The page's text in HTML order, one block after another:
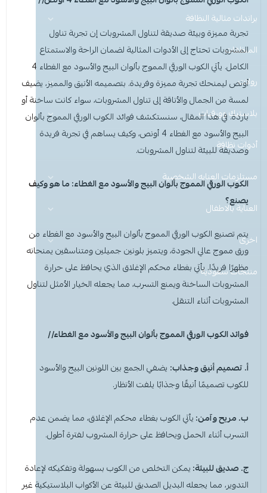
منظفات ومستلزمات المغسلة
سجاد ومفروشات
نظافة اليدين والعناية
غسيل الأطباق (يدوي وآلي)
مزيلات الشحوم
مطهرات ومعقمات
معادن وزجاج ولمعان الأسطح
عرض الكل
منظفات منزلية
عرض الكل
منظفات ارضيات
منظفات ملابس
منظفات صحون
منظفات اليدين
منظفات دورة المياه
معطر جو
أخرى
ادوات الحماية
عرض الكل
قفازات
كمامات
غطاء راس
غطاء ذراع
قبعة الشيف
مريلة مطبخ
منشفه مايكروفايبر
للمشروبات والماكولات
عرض الكل
صحون بلاستيك
صحون مايكرويف
علب حلويات
قصدير ورول تغليف
سفره واكياس نفايات
ملاعق وشوك وسكاكين
الاكواب
مزاز واعود تحريك
براندات مثالية النظافة
عرض الكل
هيفيا
عرض الكل
قفازات
غطاء راس
غطاء ذراع
قبعة الشيف
نو باك
عرض الكل
الاكواب
قصدير وتغليف
Perfect Hygiene
عرض الكل
شمعة تسخين الطعام
ليفة واسفنج مواعين
مكنسة يد
قشاطة
ممسحه
منشفه مايكروفايبر
عربة تنظيف
عصا ممسحه
المنظفات
عرض الكل
منظفات منزلية
عرض الكل
منظفات ارضيات
منظفات ملابس
منظفات صحون
منظفات اليدين
منظفات دورة مياه
معطر ومنعم ملابس
معطر جو
مزيل دهون
منظف زجاج ومتعدد الاستخدام
رولات
عرض الكل
تغليف وقصدير
رول مايكروفايبر
رول سفره ونفايات
ورق كاشير رول
بلاستيك وورقيات
عرض الكل
صحون بلاستيك
ملاعق وشوك وسكاكين
اكواب
مزاز واعواد تحريك
أدوات نظافة
مستلزمات العنايه الشخصية
عرض الكل
ادوات حماية
عرض الكل
قفازات
كمامات
غطاء راس
قبعة الشيف
ادوات عناية
عرض الكل
لوشن وكريم
شامبو
معجون اسنان
منشفه استخدام مرة واحدة
العناية بالاطفال
عرض الكل
شامبو اطفال
كولونيا
بودرة اطفال
اخرى
عرض الكل
شمعة تسخين الطعام
الحطب
منتجات سعودية
تجربة مميزة وبيئة صديقة لتناول المشروبات إن تجربة تناول
المشروبات تحتاج إلى الأدوات المثالية لضمان الراحة والاستمتاع
الكامل. يأتي الكوب الورقي المموج بألوان البيج والأسود مع الغطاء 4
أونص ليمنحك تجربة مميزة وفريدة. بتصميمه الأنيق والمميز، يضيف
لمسة من الجمال والأناقة إلى تناول المشروبات، سواء كانت ساخنة أو
باردة. في هذا المقال، سنستكشف فوائد الكوب الورقي المموج بألوان
البيجوالأسود
مع الغطاء 4 أونص، وكيف يساهم في تجربة فريدة
وصديقة للبيئة لتناول المشروبات.
الكوب الورقي المموج بألوانالبيجوالأسود مع الغطاء: ما هو وكيف
يصنع؟
يتم تصنيع الكوب الورقي المموج بألوان البيج والأسود مع الغطاء من
ورق مموج عالي الجودة، ويتميز بلونين جميلين ومتناسقين يمنحانه
مظهرًا فريدًا. يأتي بغطاء محكم الإغلاق الذي يحافظ على حرارة
المشروبات الساخنة ويمنع التسرب، مما يجعله الخيار الأمثل لتناول
المشروبات أثناء التنقل.
فوائد الكوب الورقي المموج بألوانالبيجوالأسودمع الغطاء//
أ. تصميم أنيق وجذاب: يضفي الجمع بين اللونينالبيجوالأسود
للكوب تصميمًا أنيقًا وجذابًا يلفت الأنظار.
ب. مريح وآمن:يأتي الكوب بغطاء محكم الإغلاق، مما يضمن عدم
التسرب أثناء الحمل ويحافظ على حرارة المشروب لفترة أطول.
ج. صديق للبيئة:يمكن التخلص من الكوب بسهولة وتفكيكه لإعادة
التدوير، مما يجعله البديل الصديق للبيئة عن الأكواب البلاستيكية غير